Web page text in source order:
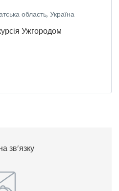
область, Україна
Ужгородом
зв’язку